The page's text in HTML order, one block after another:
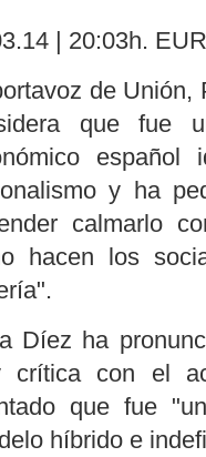
| 20:03h.
de Unión,
que fue
y ha
calmarlo
hacen los
Díez ha
crítica con el
que fue
híbrido e